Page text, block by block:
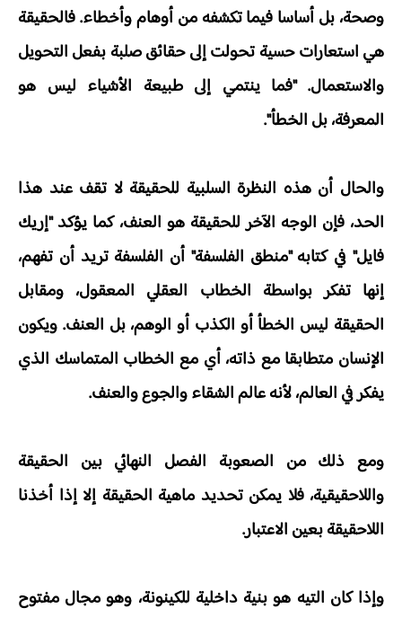
وصحة، بل أساسا فيما تكشفه من أوهام وأخطاء. فالحقيقة
هي استعارات حسية تحولت إلى حقائق صلبة بفعل التحويل
والاستعمال. "فما ينتمي إلى طبيعة الأشياء ليس هو
المعرفة، بل الخطأ".
والحال أن هذه النظرة السلبية للحقيقة لا تقف عند هذا
الحد، فإن الوجه الآخر للحقيقة هو العنف، كما يؤكد "إريك
فايل" في كتابه "منطق الفلسفة" أن الفلسفة تريد أن تفهم،
إنها تفكر بواسطة الخطاب العقلي المعقول، ومقابل
الحقيقة ليس الخطأ أو الكذب أو الوهم، بل العنف. ويكون
الإنسان متطابقا مع ذاته، أي مع الخطاب المتماسك الذي
يفكر في العالم، لأنه عالم الشقاء والجوع والعنف.
ومع ذلك من الصعوبة الفصل النهائي بين الحقيقة
واللاحقيقية، فلا يمكن تحديد ماهية الحقيقة إلا إذا أخذنا
اللاحقيقة بعين الاعتبار.
وإذا كان التيه هو بنية داخلية للكينونة، وهو مجال مفتوح